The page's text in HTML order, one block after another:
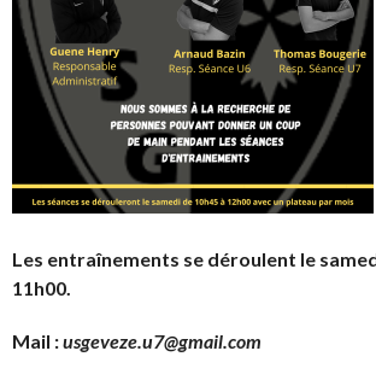
Les entraînements se déroulent le
11h00.
Mail :usgeveze.u7@gmail.com